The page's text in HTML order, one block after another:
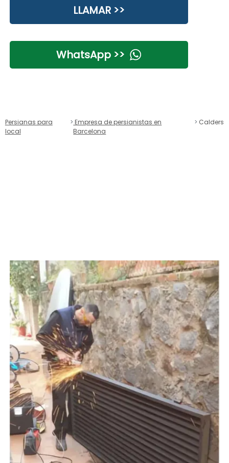
LLAMAR >>
WhatsApp >>
Persianas para
local
Empresa de persianistas en
Barcelona
Calders